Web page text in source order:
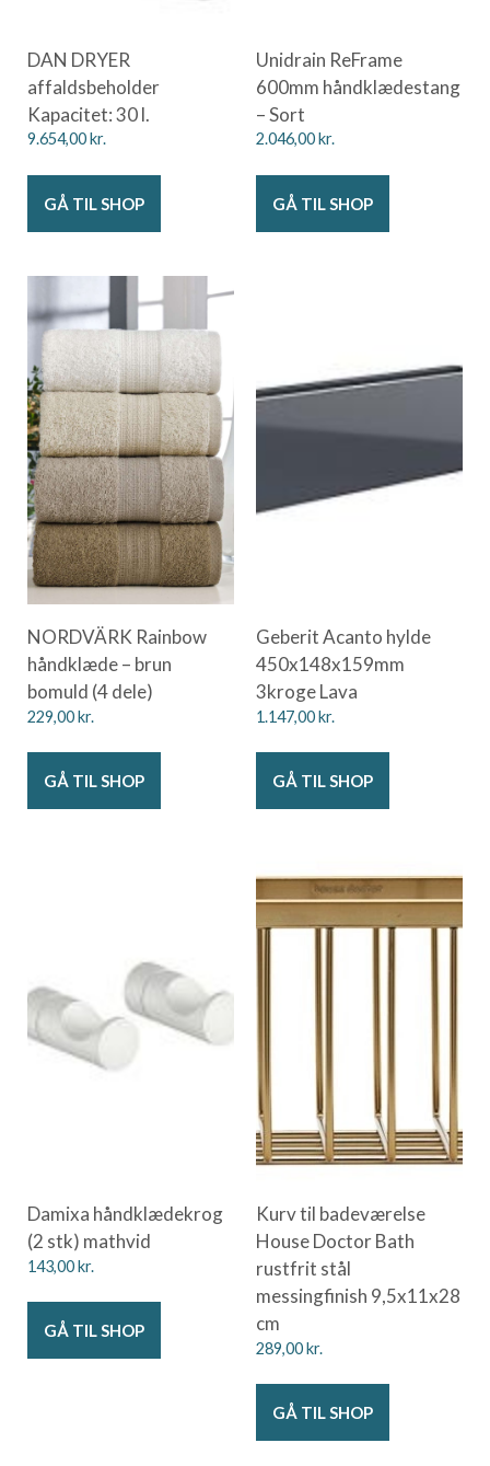
DAN DRYER
affaldsbeholder
Kapacitet: 30 l.
9.654,00kr.
GÅ TIL SHOP
Unidrain ReFrame
600mm håndklædestang
– Sort
2.046,00kr.
GÅ TIL SHOP
NORDVÄRK Rainbow
håndklæde – brun
bomuld (4 dele)
229,00kr.
GÅ TIL SHOP
Geberit Acanto hylde
450x148x159mm
3kroge Lava
1.147,00kr.
GÅ TIL SHOP
Damixa håndklædekrog
(2 stk) mathvid
143,00kr.
GÅ TIL SHOP
Kurv til badeværelse
House Doctor Bath
rustfrit stål
messingfinish 9,5x11x28
cm
289,00kr.
GÅ TIL SHOP